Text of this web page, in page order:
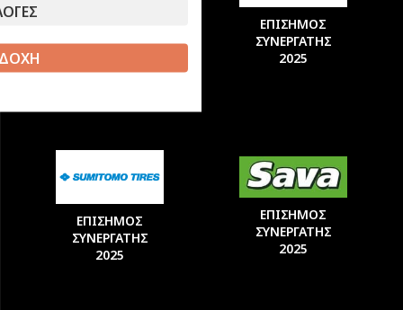
ΣΥΝΕΡΓΑΤΗΣ
ΕΠΙΣΗΜΟΣ
ΣΥΝΕΡΓΑΤΗΣ
2025
ΕΠΙΣΗΜΟΣ
ΣΥΝΕΡΓΑΤΗΣ
2025
ΕΠΙΣΗΜΟΣ
ΣΥΝΕΡΓΑΤΗΣ
2025